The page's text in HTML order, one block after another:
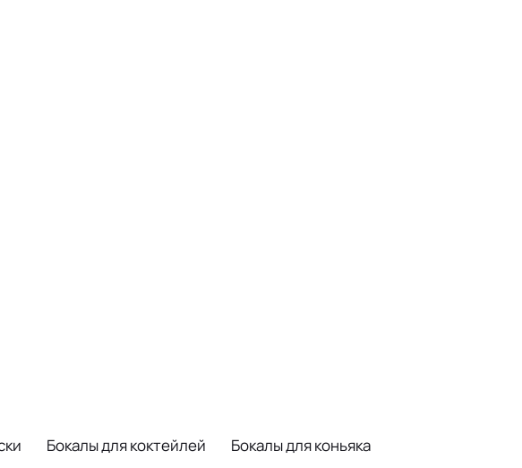
Бокалы для коктейлей
Бокалы для коньяка